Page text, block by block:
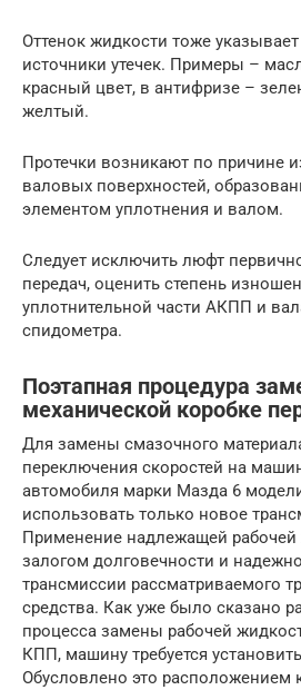
Оттенок жидкости тоже
источники утечек. Примеры –
красный цвет, в антифризе –
желтый.
Протечки возникают по причине
валовых поверхностей,
элементом уплотнения и валом.
Следует исключить люфт
передач, оценить степень
уплотнительной части АКПП и
спидометра.
Поэтапная процедура
механической коробке
Для замены смазочного
переключения скоростей на
автомобиля марки Мазда 6
использовать только новое
Применение надлежащей рабочей
залогом долговечности и
трансмиссии рассматриваемого
средства. Как уже было сказано
процесса замены рабочей
КПП, машину требуется
Обусловлено это расположением